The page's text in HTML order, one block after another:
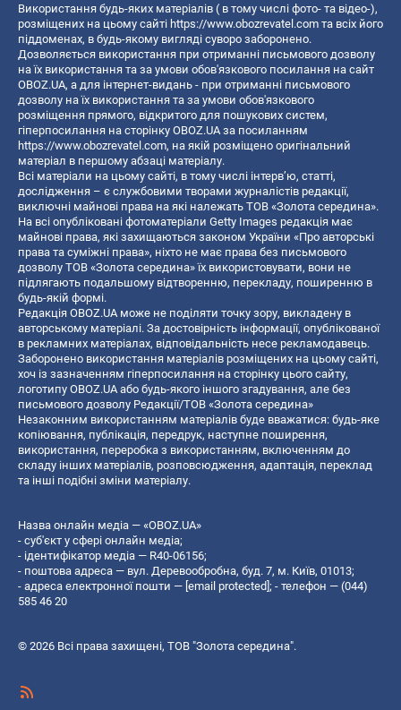
Використання будь-яких матеріалів ( в тому числі фото- та відео-),
розміщених на цьому сайті https://www.obozrevatel.com та всіх його
піддоменах, в будь-якому вигляді суворо заборонено.
Дозволяється використання при отриманні письмового дозволу
на їх використання та за умови обов'язкового посилання на сайт
OBOZ.UA, а для інтернет-видань - при отриманні письмового
дозволу на їх використання та за умови обов'язкового
розміщення прямого, відкритого для пошукових систем,
гіперпосилання на сторінку OBOZ.UA за посиланням
https://www.obozrevatel.com, на якій розміщено оригінальний
матеріал в першому абзаці матеріалу.
Всі матеріали на цьому сайті, в тому числі інтерв’ю, статті,
дослідження – є службовими творами журналістів редакції,
виключні майнові права на які належать ТОВ «Золота середина».
На всі опубліковані фотоматеріали Getty Images редакція має
майнові права, які захищаються законом України «Про авторські
права та суміжні права», ніхто не має права без письмового
дозволу ТОВ «Золота середина» їх використовувати, вони не
підлягають подальшому відтворенню, перекладу, поширенню в
будь-якій формі.
Редакція OBOZ.UA може не поділяти точку зору, викладену в
авторському матеріалі. За достовірність інформації, опублікованої
в рекламних матеріалах, відповідальність несе рекламодавець.
Заборонено використання матеріалів розміщених на цьому сайті,
хоч із зазначенням гіперпосилання на сторінку цього сайту,
логотипу OBOZ.UA або будь-якого іншого згадування, але без
письмового дозволу Редакції/ТОВ «Золота середина»
Незаконним використанням матеріалів буде вважатися: будь-яке
копiювання, публiкацiя, передрук, наступне поширення,
використання, переробка з використанням, включенням до
складу інших матеріалів, розповсюдження, адаптація, переклад
та інші подібні зміни матеріалу.
Назва онлайн медіа — «OBOZ.UA»
- суб'єкт у сфері онлайн медіа;
- ідентифікатор медіа — R40-06156;
- поштова адреса — вул. Деревообробна, буд. 7, м. Київ, 01013;
- адреса електронної пошти — [email protected]; - телефон — (044)
585 46 20
© 2026 Всі права захищені, ТОВ "Золота середина".